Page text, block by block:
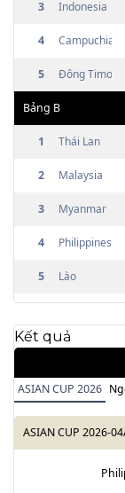
3 Indonesia
4 Campuchia
5 Đông Timor
Bảng B
1 Thái Lan
2 Malaysia
3 Myanmar
4 Philippines
5 Lào
Kết quả
ASIAN CUP 2026
ASIAN CUP 2026-